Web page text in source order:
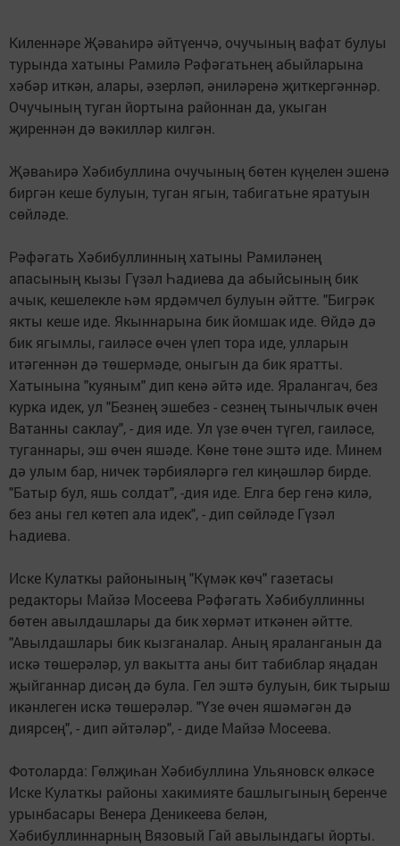
Киленнәре Җәваһирә әйтүенчә, очучының вафат булуы
турында хатыны Рамилә Рәфәгатьнең абыйларына
хәбәр иткән, алары, әзерләп, әниләренә җиткергәннәр.
Очучының туган йортына районнан да, укыган
җиреннән дә вәкилләр килгән.
Җәваһирә Хәбибуллина очучының бөтен күңелен эшенә
биргән кеше булуын, туган ягын, табигатьне яратуын
сөйләде.
Рәфәгать Хәбибуллинның хатыны Рамиләнең
апасының кызы Гүзәл Һадиева да абыйсының бик
ачык, кешелекле һәм ярдәмчел булуын әйтте. "Бигрәк
якты кеше иде. Якыннарына бик йомшак иде. Өйдә дә
бик ягымлы, гаиләсе өчен үлеп тора иде, улларын
итәгеннән дә төшермәде, оныгын да бик яратты.
Хатынына "куяным" дип кенә әйтә иде. Яралангач, без
курка идек, ул "Безнең эшебез - сезнең тынычлык өчен
Ватанны саклау", - дия иде. Ул үзе өчен түгел, гаиләсе,
туганнары, эш өчен яшәде. Көне төне эштә иде. Минем
дә улым бар, ничек тәрбияләргә гел киңәшләр бирде.
"Батыр бул, яшь солдат", -дия иде. Елга бер генә килә,
без аны гел көтеп ала идек", - дип сөйләде Гүзәл
Һадиева.
Иске Кулаткы районының "Күмәк көч" газетасы
редакторы Майзә Мосеева Рәфәгать Хәбибуллинны
бөтен авылдашлары да бик хөрмәт иткәнен әйтте.
"Авылдашлары бик кызганалар. Аның яраланганын да
искә төшерәләр, ул вакытта аны бит табиблар яңадан
җыйганнар дисәң дә була. Гел эштә булуын, бик тырыш
икәнлеген искә төшерәләр. "Үзе өчен яшәмәгән дә
диярсең", - дип әйтәләр", - диде Майзә Мосеева.
Фотоларда: Гөлҗиһан Хәбибуллина Ульяновск өлкәсе
Иске Кулаткы районы хакимияте башлыгының беренче
урынбасары Венера Деникеева белән,
Хәбибуллиннарның Вязовый Гай авылындагы йорты.